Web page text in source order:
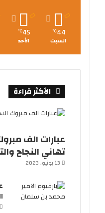
44
℃
السبت
45
℃
الأحد
الأكثر قراءة
تهاني النجاح
13 يونيو، 2023